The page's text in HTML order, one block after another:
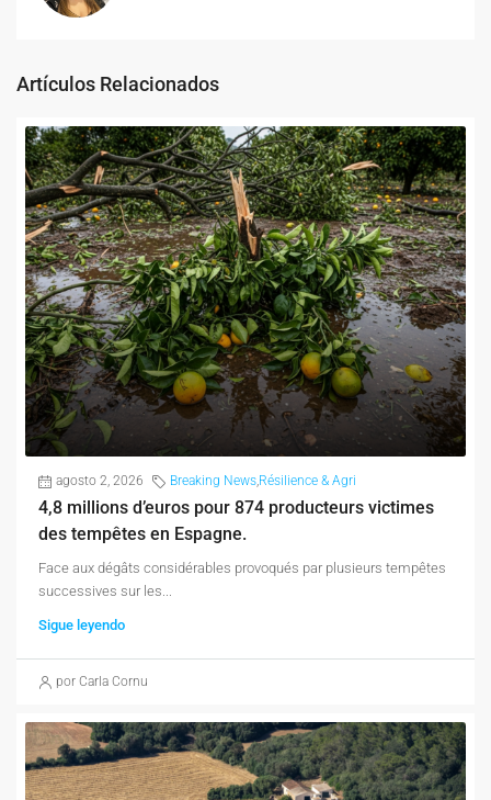
Artículos Relacionados
agosto 2, 2026 Breaking News,Résilience & Agri
4,8 millions d’euros pour 874 producteurs victimes
des tempêtes en Espagne.
Face aux dégâts considérables provoqués par plusieurs tempêtes
successives sur les...
Sigue leyendo
por Carla Cornu